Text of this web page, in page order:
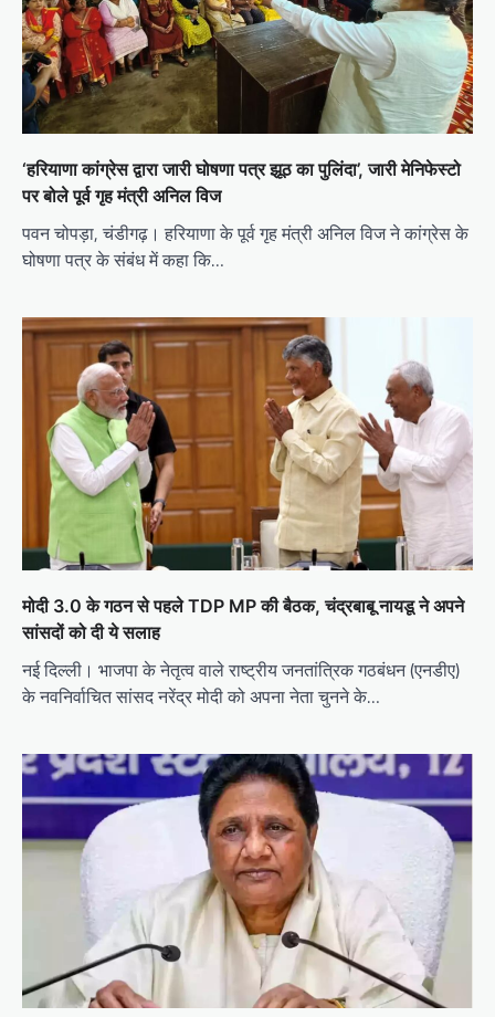
‘हरियाणा कांग्रेस द्वारा जारी घोषणा पत्र झूठ का पुलिंदा’, जारी मेनिफेस्टो
पर बोले पूर्व गृह मंत्री अनिल विज
पवन चोपड़ा, चंडीगढ़। हरियाणा के पूर्व गृह मंत्री अनिल विज ने कांग्रेस के
घोषणा पत्र के संबंध में कहा कि…
मोदी 3.0 के गठन से पहले TDP MP की बैठक, चंद्रबाबू नायडू ने अपने
सांसदों को दी ये सलाह
नई दिल्ली। भाजपा के नेतृत्व वाले राष्ट्रीय जनतांत्रिक गठबंधन (एनडीए)
के नवनिर्वाचित सांसद नरेंद्र मोदी को अपना नेता चुनने के…